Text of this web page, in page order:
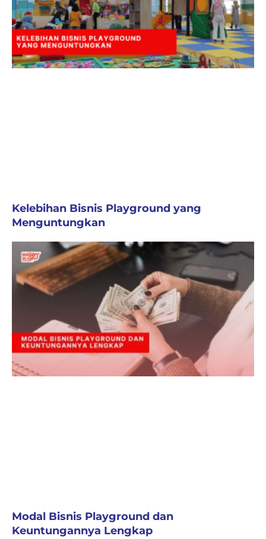
Kelebihan Bisnis Playground yang
Menguntungkan
Modal Bisnis Playground dan
Keuntungannya Lengkap